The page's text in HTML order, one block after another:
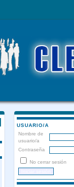
USUARIO/A
Nombre de
usuario/a
Contraseña
No cerrar sesión